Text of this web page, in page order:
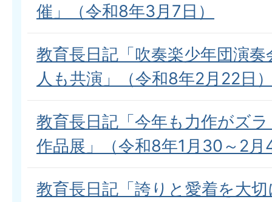
催」（令和8年3月7日）
教育長日記「吹奏楽少年団演
人も共演」（令和8年2月22日
教育長日記「今年も力作がズ
作品展」（令和8年1月30～2月
教育長日記「誇りと愛着を大